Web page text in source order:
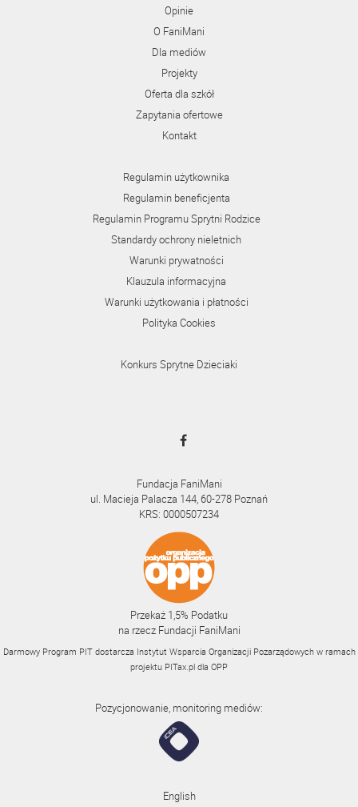
Opinie
O FaniMani
Dla mediów
Projekty
Oferta dla szkół
Zapytania ofertowe
Kontakt
Regulamin użytkownika
Regulamin beneficjenta
Regulamin Programu Sprytni Rodzice
Standardy ochrony nieletnich
Warunki prywatności
Klauzula informacyjna
Warunki użytkowania i płatności
Polityka Cookies
Konkurs Sprytne Dzieciaki
Fundacja FaniMani
ul. Macieja Palacza 144, 60-278 Poznań
KRS: 0000507234
Przekaż 1,5% Podatku
na rzecz Fundacji FaniMani
Darmowy Program PIT dostarcza Instytut Wsparcia Organizacji Pozarządowych w ramach
projektu PITax.pl dla OPP
Pozycjonowanie, monitoring mediów:
English